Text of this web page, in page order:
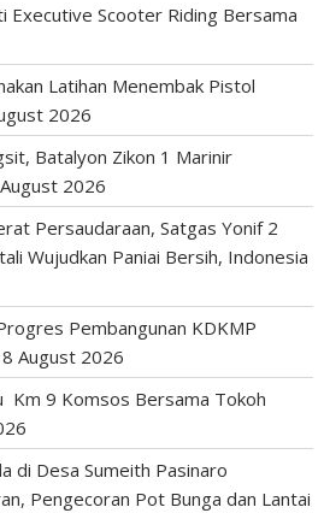
Executive Scooter Riding Bersama
Latihan Menembak Pistol
2026
Batalyon Zikon 1 Marinir
2026
Persaudaraan, Satgas Yonif 2
Wujudkan Paniai Bersih, Indonesia
Pembangunan KDKMP
8 August 2026
Km 9 Komsos Bersama Tokoh
di Desa Sumeith Pasinaro
Pengecoran Pot Bunga dan Lantai